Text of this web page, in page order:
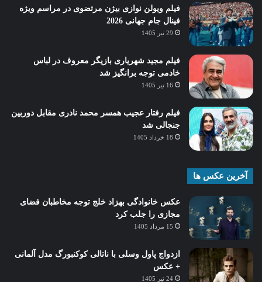
فیلم ویولن نوازی بیژن مرتضوی در مراسم ویژه
فینال جام جهانی 2026
29 تیر 1405
فیلم مجید شهریاری بازیگر معروف در لباس
خادمی توجه برانگیز شد
16 تیر 1405
فیلم رفتار عجیب همسر محمد نادری مقابل دوربین
جنجالی شد
18 خرداد 1405
آخرین عکس ها
عکس خانوادگی بهزاد خلج توجه مخاطبان فضای
مجازی را جلب کرد
15 مرداد 1405
ازدواج پاول وسلی با ناتالی کوکنبورگ مدل آلمانی
+ عکس
24 تیر 1405